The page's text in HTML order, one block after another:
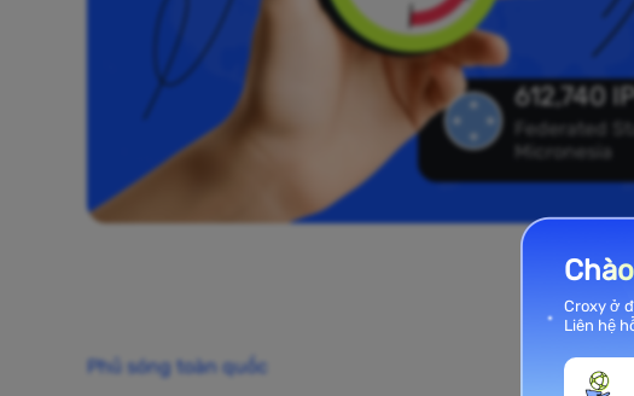
612,740
Federated
Micronesia
Phủ sóng toàn quốc
Croxy ở
Liên hệ